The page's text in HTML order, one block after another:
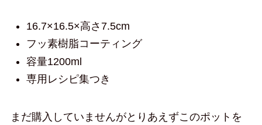
16.7×16.5×高さ7.5cm
フッ素樹脂コーティング
容量1200ml
専用レシピ集つき
まだ購入していませんがとりあえずこのポットを